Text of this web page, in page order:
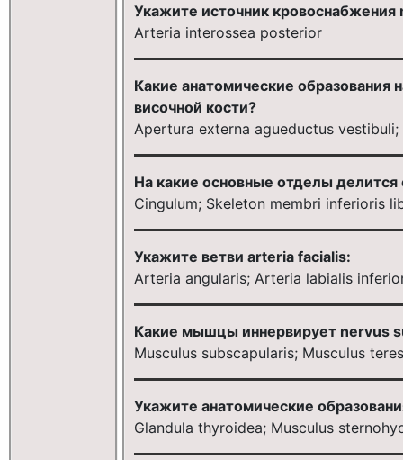
Укажите источник
Arteria interossea posterior
Какие анатомические образования
височной кости?
Apertura externa agueductus
На какие основные отделы
Cingulum; Skeleton membri inferioris
Укажите ветви arteria facialis:
Arteria angularis; Arteria labialis
Какие мышцы иннервирует nervus
Musculus subscapularis; Musculus
Укажите анатомические
Glandula thyroidea; Musculus